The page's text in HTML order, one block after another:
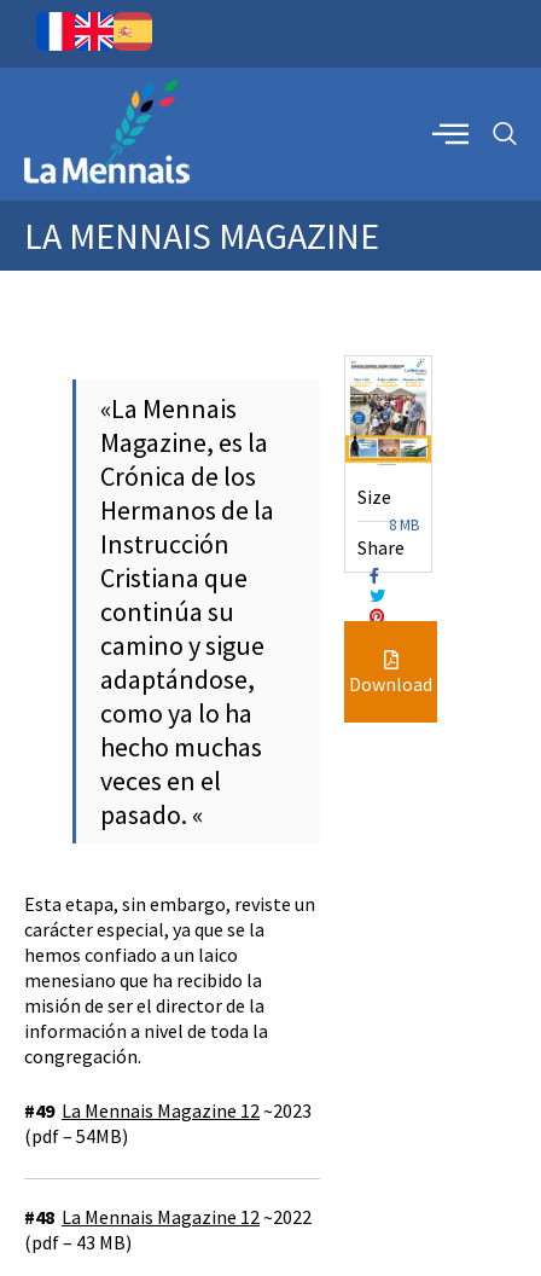
LA MENNAIS MAGAZINE
«La Mennais
Magazine, es la
Crónica de los
Hermanos de la
Instrucción
Cristiana que
continúa su
camino y sigue
adaptándose,
como ya lo ha
hecho muchas
veces en el
pasado. «
Esta etapa, sin embargo, reviste un
carácter especial, ya que se la
hemos confiado a un laico
menesiano que ha recibido la
misión de ser el director de la
información a nivel de toda la
congregación.
#49 La Mennais Magazine 12~2023
(pdf – 54MB)
#48 La Mennais Magazine 12~2022
(pdf – 43 MB)
Size
8 MB
Share
Download